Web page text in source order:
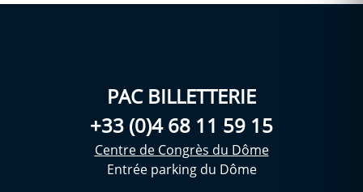
PAC BILLETTERIE
+33 (0)4 68 11 59 15
Centre de Congrès du Dôme
Entrée parking du Dôme